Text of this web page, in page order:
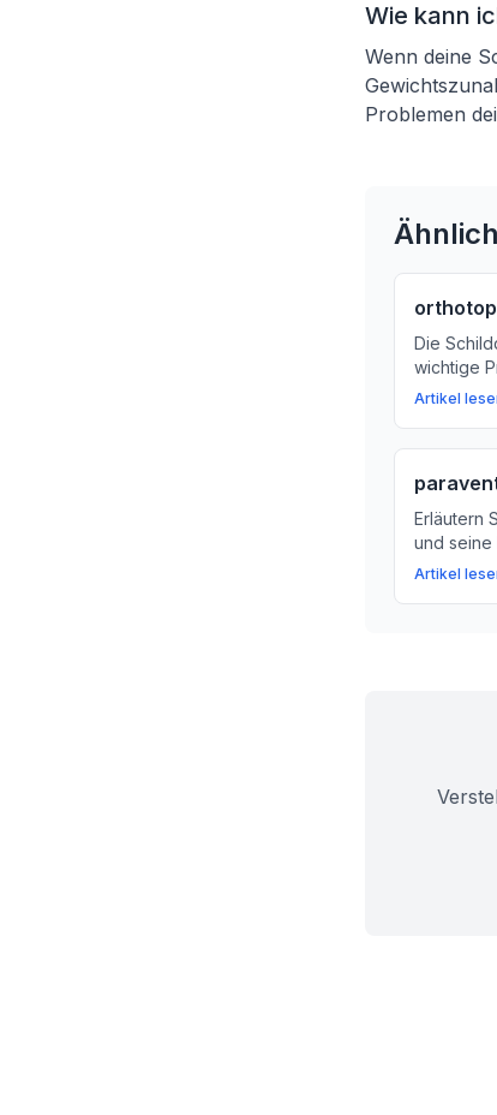
Wie kann
Wenn deine
Problemen
Die
wichtige
was die
Artikel
Erläutern
und seine
Erfahren
Artikel